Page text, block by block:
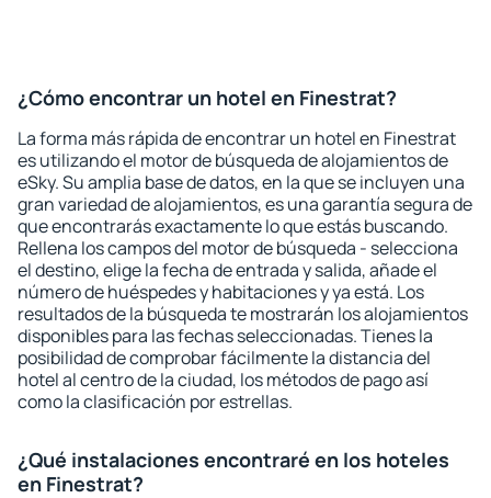
¿Cómo encontrar un hotel en Finestrat?
La forma más rápida de encontrar un hotel en Finestrat
es utilizando el motor de búsqueda de alojamientos de
eSky. Su amplia base de datos, en la que se incluyen una
gran variedad de alojamientos, es una garantía segura de
que encontrarás exactamente lo que estás buscando.
Rellena los campos del motor de búsqueda - selecciona
el destino, elige la fecha de entrada y salida, añade el
número de huéspedes y habitaciones y ya está. Los
resultados de la búsqueda te mostrarán los alojamientos
disponibles para las fechas seleccionadas. Tienes la
posibilidad de comprobar fácilmente la distancia del
hotel al centro de la ciudad, los métodos de pago así
como la clasificación por estrellas.
¿Qué instalaciones encontraré en los hoteles
en Finestrat?